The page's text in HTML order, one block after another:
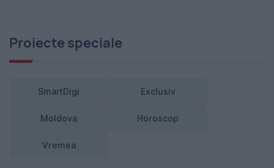
Proiecte speciale
SmartDigi Exclusiv
Moldova Horoscop
Vremea